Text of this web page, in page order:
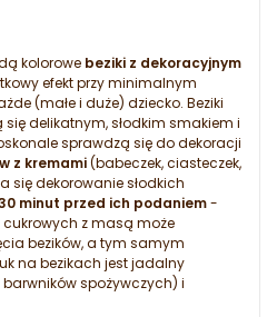
kolorowe beziki z dekoracyjnym
efekt przy minimalnym
(małe i duże) dziecko. Beziki
delikatnym, słodkim smakiem i
sprawdzą się do dekoracji
z kremami(babeczek, ciasteczek,
się dekorowanie słodkich
minut przed ich podaniem-
cukrowych z masą może
bezików, a tym samym
na bezikach jest jadalny
spożywczych) i